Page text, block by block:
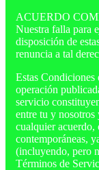
ACUERDO
Nuestra falla para
disposición de
renuncia a tal
Estas
operación
servicio
entre tu y
cualquier acuerdo,
contemporáneas,
(incluyendo, pero
Términos de